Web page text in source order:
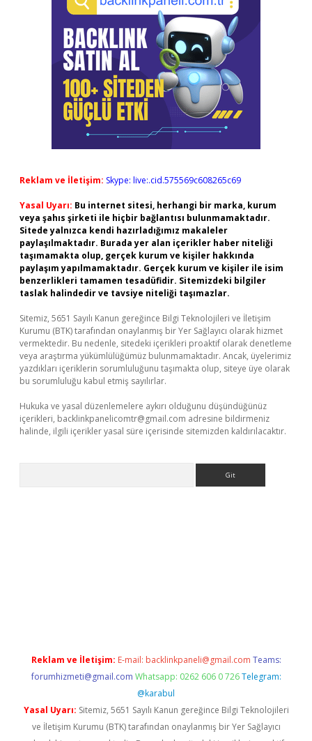
Reklam ve İletişim: Skype: live:.cid.575569c608265c69
Yasal Uyarı: Bu internet sitesi, herhangi bir marka, kurum
veya şahıs şirketi ile hiçbir bağlantısı bulunmamaktadır.
Sitede yalnızca kendi hazırladığımız makaleler
paylaşılmaktadır. Burada yer alan içerikler haber niteliği
taşımamakta olup, gerçek kurum ve kişiler hakkında
paylaşım yapılmamaktadır. Gerçek kurum ve kişiler ile isim
benzerlikleri tamamen tesadüfidir. Sitemizdeki bilgiler
taslak halindedir ve tavsiye niteliği taşımazlar.
Sitemiz, 5651 Sayılı Kanun gereğince Bilgi Teknolojileri ve İletişim
Kurumu (BTK) tarafından onaylanmış bir Yer Sağlayıcı olarak hizmet
vermektedir. Bu nedenle, sitedeki içerikleri proaktif olarak denetleme
veya araştırma yükümlülüğümüz bulunmamaktadır. Ancak, üyelerimiz
yazdıkları içeriklerin sorumluluğunu taşımakta olup, siteye üye olarak
bu sorumluluğu kabul etmiş sayılırlar.
Hukuka ve yasal düzenlemelere aykırı olduğunu düşündüğünüz
içerikleri, backlinkpanelicomtr@gmail.com adresine bildirmeniz
halinde, ilgili içerikler yasal süre içerisinde sitemizden kaldırılacaktır.
Reklam ve İletişim: E-mail: backlinkpaneli@gmail.com Teams:
forumhizmeti@gmail.com Whatsapp: 0262 606 0 726 Telegram:
@karabul
Yasal Uyarı: Sitemiz, 5651 Sayılı Kanun gereğince Bilgi Teknolojileri
ve İletişim Kurumu (BTK) tarafından onaylanmış bir Yer Sağlayıcı